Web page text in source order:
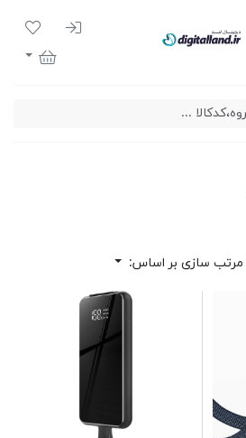
ورود به
لیست
سبد خرید
مرتب سازی بر اساس: